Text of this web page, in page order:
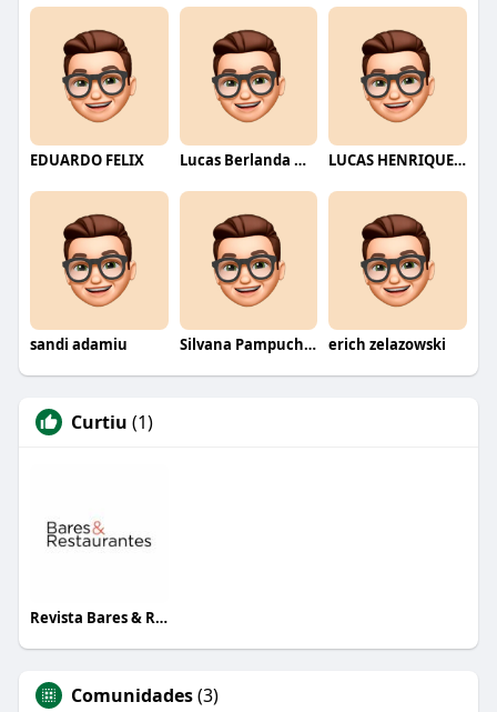
EDUARDO FELIX Lucas Berlanda Moraes LUCAS HENRIQUE RIBEIRO
sandi adamiu Silvana Pampuch Andreata erich zelazowski
Curtiu (1)
Revista Bares & Restaurantes
Comunidades(3)